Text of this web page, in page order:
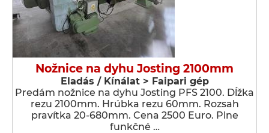
Nožnice na dyhu Josting 2100mm
Eladás / Kínálat > Faipari gép
Predám nožnice na dyhu Josting PFS 2100. Dĺžka
rezu 2100mm. Hrúbka rezu 60mm. Rozsah
pravítka 20-680mm. Cena 2500 Euro. Plne
funkčné …